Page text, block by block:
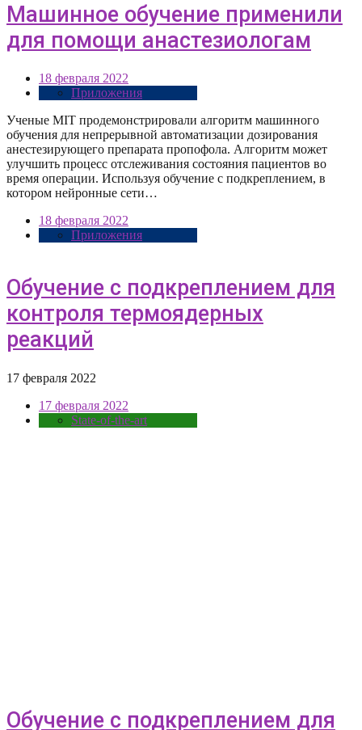
Машинное обучение применили
для помощи анастезиологам
18 февраля 2022
Приложения
Ученые MIT продемонстрировали алгоритм машинного
обучения для непрерывной автоматизации дозирования
анестезирующего препарата пропофола. Алгоритм может
улучшить процесс отслеживания состояния пациентов во
время операции. Используя обучение с подкреплением, в
котором нейронные сети…
18 февраля 2022
Приложения
Обучение с подкреплением для
контроля термоядерных
реакций
17 февраля 2022
17 февраля 2022
State-of-the-art
Обучение с подкреплением для